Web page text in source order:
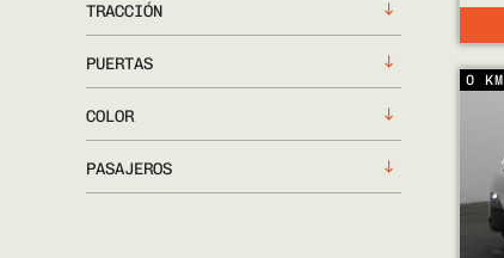
TRACCIÓN
PUERTAS
COLOR
PASAJEROS
0 KM